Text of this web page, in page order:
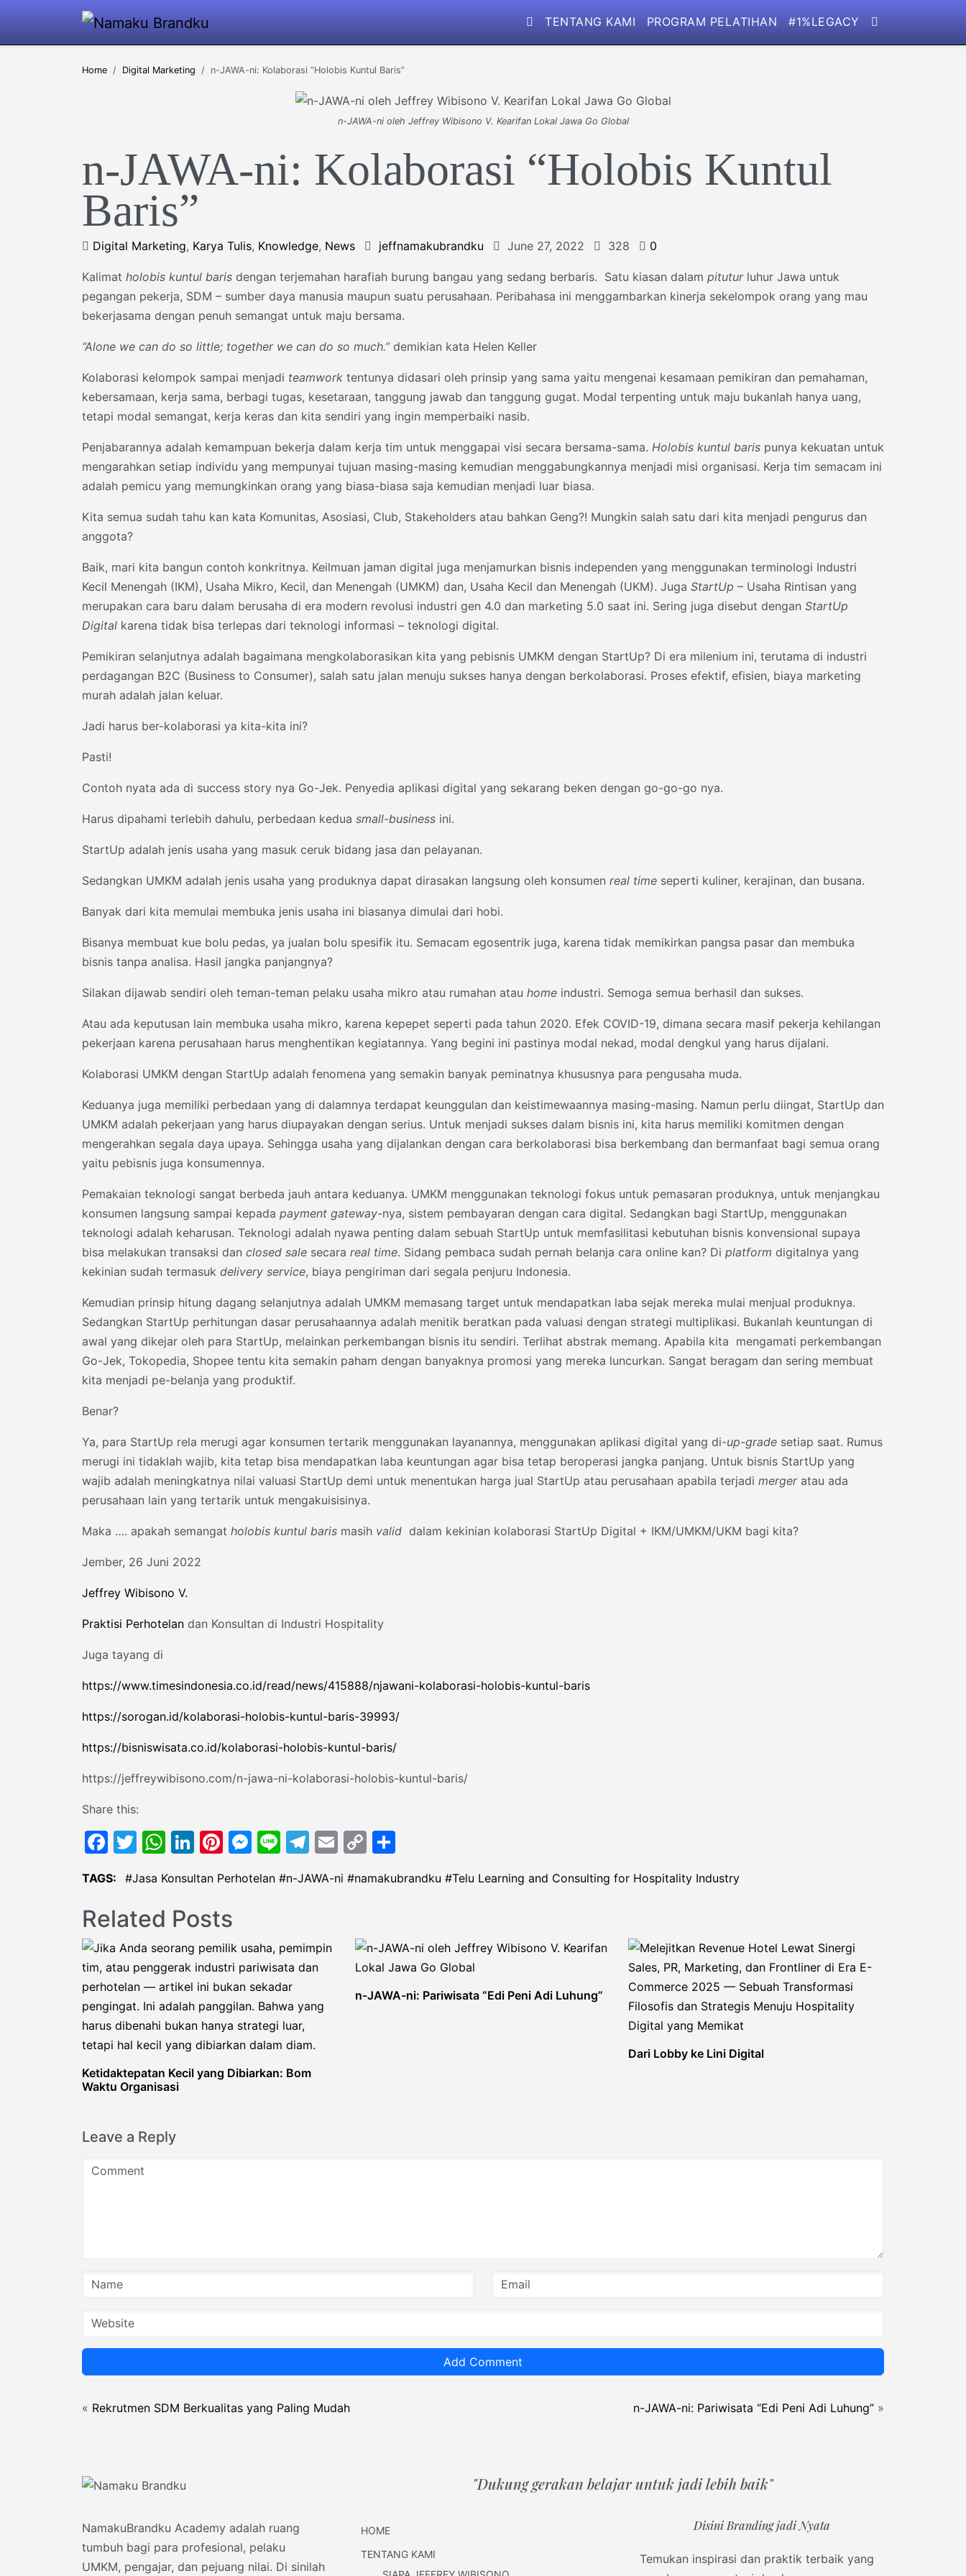
TENTANG KAMI PROGRAM PELATIHAN #1%LEGACY
Home Digital Marketing n-JAWA-ni: Kolaborasi “Holobis Kuntul Baris”
n-JAWA-ni oleh Jeffrey Wibisono V. Kearifan Lokal Jawa Go Global
n-JAWA-ni: Kolaborasi “Holobis Kuntul
Baris”
Digital Marketing, Karya Tulis, Knowledge, News jeffnamakubrandku June 27, 2022 328 0
Kalimat holobis kuntul baris dengan terjemahan harafiah burung bangau yang sedang berbaris. Satu kiasan dalam pituturluhur Jawa untuk
pegangan pekerja, SDM – sumber daya manusia maupun suatu perusahaan. Peribahasa ini menggambarkan kinerja sekelompok orang yang mau
bekerjasama dengan penuh semangat untuk maju bersama.
“Alone we can do so little; together we can do so much.”demikian kata Helen Keller
Kolaborasi kelompok sampai menjadi teamwork tentunya didasari oleh prinsip yang sama yaitu mengenai kesamaan pemikiran dan pemahaman,
kebersamaan, kerja sama, berbagi tugas, kesetaraan, tanggung jawab dan tanggung gugat. Modal terpenting untuk maju bukanlah hanya uang,
tetapi modal semangat, kerja keras dan kita sendiri yang ingin memperbaiki nasib.
Penjabarannya adalah kemampuan bekerja dalam kerja tim untuk menggapai visi secara bersama-sama. Holobis kuntul baris punya kekuatan untuk
mengarahkan setiap individu yang mempunyai tujuan masing-masing kemudian menggabungkannya menjadi misi organisasi. Kerja tim semacam ini
adalah pemicu yang memungkinkan orang yang biasa-biasa saja kemudian menjadi luar biasa.
Kita semua sudah tahu kan kata Komunitas, Asosiasi, Club, Stakeholders atau bahkan Geng?! Mungkin salah satu dari kita menjadi pengurus dan
anggota?
Baik, mari kita bangun contoh konkritnya. Keilmuan jaman digital juga menjamurkan bisnis independen yang menggunakan terminologi Industri
Kecil Menengah (IKM), Usaha Mikro, Kecil, dan Menengah (UMKM) dan, Usaha Kecil dan Menengah (UKM). Juga StartUp – Usaha Rintisan yang
merupakan cara baru dalam berusaha di era modern revolusi industri gen 4.0 dan marketing 5.0 saat ini. Sering juga disebut dengan StartUp
Digital karena tidak bisa terlepas dari teknologi informasi – teknologi digital.
Pemikiran selanjutnya adalah bagaimana mengkolaborasikan kita yang pebisnis UMKM dengan StartUp? Di era milenium ini, terutama di industri
perdagangan B2C (Business to Consumer), salah satu jalan menuju sukses hanya dengan berkolaborasi. Proses efektif, efisien, biaya marketing
murah adalah jalan keluar.
Jadi harus ber-kolaborasi ya kita-kita ini?
Pasti!
Contoh nyata ada di success story nya Go-Jek. Penyedia aplikasi digital yang sekarang beken dengan go-go-go nya.
Harus dipahami terlebih dahulu, perbedaan kedua small-business ini.
StartUp adalah jenis usaha yang masuk ceruk bidang jasa dan pelayanan.
Sedangkan UMKM adalah jenis usaha yang produknya dapat dirasakan langsung oleh konsumen real time seperti kuliner, kerajinan, dan busana.
Banyak dari kita memulai membuka jenis usaha ini biasanya dimulai dari hobi.
Bisanya membuat kue bolu pedas, ya jualan bolu spesifik itu. Semacam egosentrik juga, karena tidak memikirkan pangsa pasar dan membuka
bisnis tanpa analisa. Hasil jangka panjangnya?
Silakan dijawab sendiri oleh teman-teman pelaku usaha mikro atau rumahan atau home industri. Semoga semua berhasil dan sukses.
Atau ada keputusan lain membuka usaha mikro, karena kepepet seperti pada tahun 2020. Efek COVID-19, dimana secara masif pekerja kehilangan
pekerjaan karena perusahaan harus menghentikan kegiatannya. Yang begini ini pastinya modal nekad, modal dengkul yang harus dijalani.
Kolaborasi UMKM dengan StartUp adalah fenomena yang semakin banyak peminatnya khususnya para pengusaha muda.
Keduanya juga memiliki perbedaan yang di dalamnya terdapat keunggulan dan keistimewaannya masing-masing. Namun perlu diingat, StartUp dan
UMKM adalah pekerjaan yang harus diupayakan dengan serius. Untuk menjadi sukses dalam bisnis ini, kita harus memiliki komitmen dengan
mengerahkan segala daya upaya. Sehingga usaha yang dijalankan dengan cara berkolaborasi bisa berkembang dan bermanfaat bagi semua orang
yaitu pebisnis juga konsumennya.
Pemakaian teknologi sangat berbeda jauh antara keduanya. UMKM menggunakan teknologi fokus untuk pemasaran produknya, untuk menjangkau
konsumen langsung sampai kepada payment gateway-nya, sistem pembayaran dengan cara digital. Sedangkan bagi StartUp, menggunakan
teknologi adalah keharusan. Teknologi adalah nyawa penting dalam sebuah StartUp untuk memfasilitasi kebutuhan bisnis konvensional supaya
bisa melakukan transaksi dan closed sale secara real time. Sidang pembaca sudah pernah belanja cara online kan? Di platform digitalnya yang
kekinian sudah termasuk delivery service, biaya pengiriman dari segala penjuru Indonesia.
Kemudian prinsip hitung dagang selanjutnya adalah UMKM memasang target untuk mendapatkan laba sejak mereka mulai menjual produknya.
Sedangkan StartUp perhitungan dasar perusahaannya adalah menitik beratkan pada valuasi dengan strategi multiplikasi. Bukanlah keuntungan di
awal yang dikejar oleh para StartUp, melainkan perkembangan bisnis itu sendiri. Terlihat abstrak memang. Apabila kita mengamati perkembangan
Go-Jek, Tokopedia, Shopee tentu kita semakin paham dengan banyaknya promosi yang mereka luncurkan. Sangat beragam dan sering membuat
kita menjadi pe-belanja yang produktif.
Benar?
Ya, para StartUp rela merugi agar konsumen tertarik menggunakan layanannya, menggunakan aplikasi digital yang di-up-grade setiap saat. Rumus
merugi ini tidaklah wajib, kita tetap bisa mendapatkan laba keuntungan agar bisa tetap beroperasi jangka panjang. Untuk bisnis StartUp yang
wajib adalah meningkatnya nilai valuasi StartUp demi untuk menentukan harga jual StartUp atau perusahaan apabila terjadi mergeratau ada
perusahaan lain yang tertarik untuk mengakuisisinya.
Maka …. apakah semangat holobis kuntul baris masih valid dalam kekinian kolaborasi StartUp Digital + IKM/UMKM/UKM bagi kita?
Jember, 26 Juni 2022
Jeffrey Wibisono V.
Praktisi Perhotelan dan Konsultan di Industri Hospitality
Juga tayang di
https://www.timesindonesia.co.id/read/news/415888/njawani-kolaborasi-holobis-kuntul-baris
https://sorogan.id/kolaborasi-holobis-kuntul-baris-39993/
https://bisniswisata.co.id/kolaborasi-holobis-kuntul-baris/
https://jeffreywibisono.com/n-jawa-ni-kolaborasi-holobis-kuntul-baris/
Share this:
Facebook
Twitter
WhatsApp
LinkedIn
Pinterest
Messenger
LineTelegram
Email
Copy
TAGS: Jasa Konsultan Perhotelan n-JAWA-ni namakubrandku Telu Learning and Consulting for Hospitality Industry
Related Posts
Ketidaktepatan Kecil yang Dibiarkan: Bom
Waktu Organisasi
n-JAWA-ni: Pariwisata “Edi Peni Adi Luhung”
Dari Lobby ke Lini Digital
Leave a Reply
Add Comment
« Rekrutmen SDM Berkualitas yang Paling Mudah n-JAWA-ni: Pariwisata “Edi Peni Adi Luhung” »
"Dukung gerakan belajar untuk jadi lebih baik"
NamakuBrandku Academy adalah ruang
tumbuh bagi para profesional, pelaku
UMKM, pengajar, dan pejuang nilai. Di sinilah
HOME
TENTANG KAMI
Disini Branding jadi Nyata
Temukan inspirasi dan praktik terbaik yang